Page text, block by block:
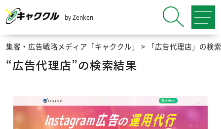
by Zenken
集客・広告戦略メディア「キャククル」 > 「広告代理店」の検
“広告代理店”の検索結果